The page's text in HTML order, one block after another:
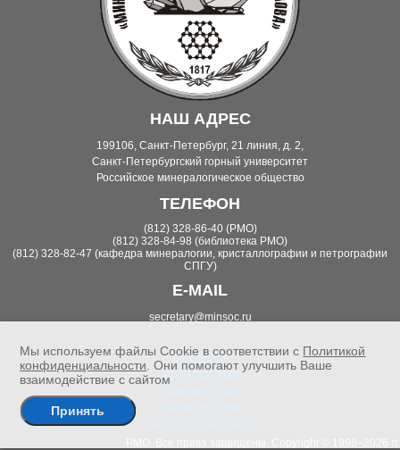
НАШ АДРЕС
199106, Санкт-Петербург, 21 линия, д. 2,
Санкт-Петербургский горный университет
Российское минералогическое общество
ТЕЛЕФОН
(812) 328-86-40 (РМО)
(812) 328-84-98 (библиотека РМО)
(812) 328-82-47 (кафедра минералогии, кристаллографии и петрографии
СПГУ)
E-MAIL
secretary@minsoc.ru
НОВОСТИ
ЗАПИСКИ РМО
Мы используем файлы Cookie в соответствии с Политикой
конфиденциальности . Они помогают улучшить Ваше
взаимодействие с сайтом
Принять